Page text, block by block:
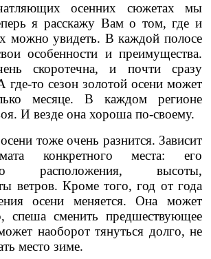
осенних сюжетах мы
я расскажу Вам о том, где и
можно увидеть. В каждой полосе
особенности и преимущества.
скоротечна, и почти сразу
где-то сезон золотой осени может
месяце. В каждом регионе
И везде она хороша по-своему.
тоже очень разнится. Зависит
конкретного места: его
расположения, высоты,
ветров. Кроме того, год от года
осени меняется. Она может
спеша сменить предшествующее
наоборот тянуться долго, не
место зиме.